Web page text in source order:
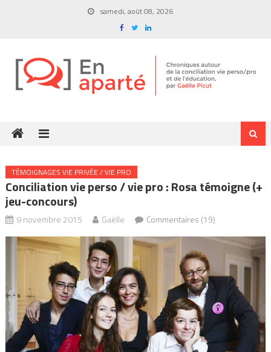
samedi, août 08, 2026
TÉMOIGNAGES VIE PRIVÉE / VIE PRO
Conciliation vie perso / vie pro : Rosa témoigne (+
jeu-concours)
9 novembre 2015 Gaëlle Commentaires (19)